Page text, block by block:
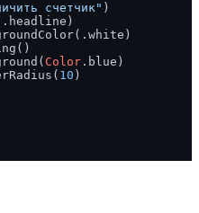
счетчик" )
Color .blue)
10 )